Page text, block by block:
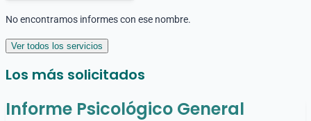
No encontramos informes con ese nombre.
Ver todos los servicios
Los más solicitados
Informe Psicológico General